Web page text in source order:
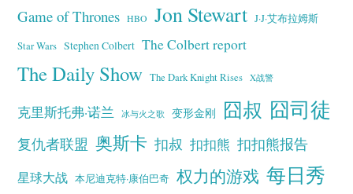
Game of Thrones HBO Jon Stewart J·J·艾布拉姆斯
Star Wars Stephen Colbert The Colbert report
The Daily Show The Dark Knight Rises X战警
克里斯托弗·诺兰 冰与火之歌 变形金刚 囧叔 囧司徒
复仇者联盟 奥斯卡 扣叔 扣扣熊 扣扣熊报告
星球大战 本尼迪克特·康伯巴奇 权力的游戏 每日秀